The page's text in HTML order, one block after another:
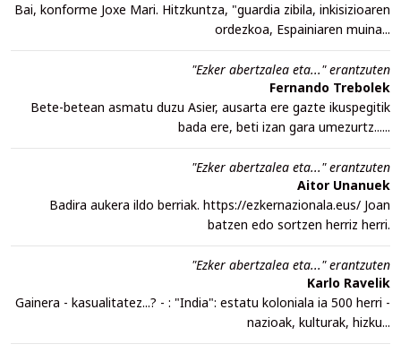
Bai, konforme Joxe Mari. Hitzkuntza, "guardia zibila, inkisizioaren
ordezkoa, Espainiaren muina...
"Ezker abertzalea eta..." erantzuten
Fernando Trebolek
Bete-betean asmatu duzu Asier, ausarta ere gazte ikuspegitik
bada ere, beti izan gara umezurtz......
"Ezker abertzalea eta..." erantzuten
Aitor Unanuek
Badira aukera ildo berriak. https://ezkernazionala.eus/ Joan
batzen edo sortzen herriz herri.
"Ezker abertzalea eta..." erantzuten
Karlo Ravelik
Gainera - kasualitatez...? - : "India": estatu koloniala ia 500 herri -
nazioak, kulturak, hizku...